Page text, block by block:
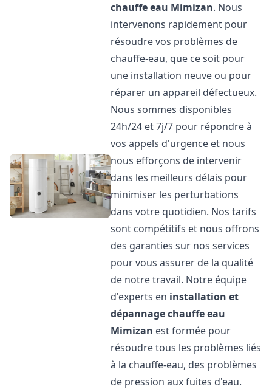
chauffe eau Mimizan. Nous
intervenons rapidement pour
résoudre vos problèmes de
chauffe-eau, que ce soit pour
une installation neuve ou pour
réparer un appareil défectueux.
Nous sommes disponibles
24h/24 et 7j/7 pour répondre à
vos appels d'urgence et nous
nous efforçons de intervenir
dans les meilleurs délais pour
minimiser les perturbations
dans votre quotidien. Nos tarifs
sont compétitifs et nous offrons
des garanties sur nos services
pour vous assurer de la qualité
de notre travail. Notre équipe
d'experts en installation et
dépannage chauffe eau
Mimizan est formée pour
résoudre tous les problèmes liés
à la chauffe-eau, des problèmes
de pression aux fuites d'eau.